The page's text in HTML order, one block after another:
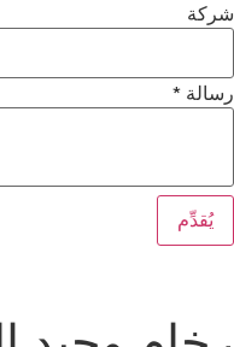
شركة
رسالة *
يُقدِّم